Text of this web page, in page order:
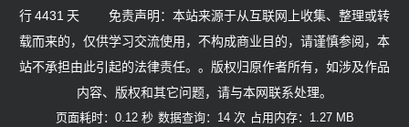
行4431 天
免责声明：本站来源于从互联网上收集、整理或转
载而来的，仅供学习交流使用，不构成商业目的，请谨慎参阅，本
站不承担由此引起的法律责任。。版权归原作者所有，如涉及作品
内容、版权和其它问题，请与本网联系处理。
页面耗时：0.12 秒 数据查询：14 次 占用内存：1.27 MB